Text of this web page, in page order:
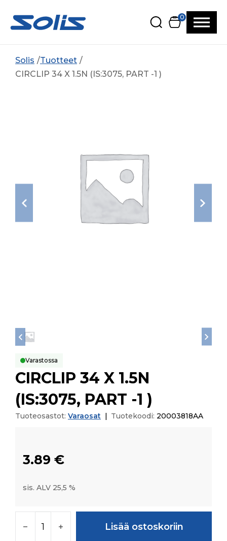
0
Solis
Tuotteet
CIRCLIP 34 X 1.5N (IS:3075, PART -1 )
Varastossa
CIRCLIP 34 X 1.5N
(IS:3075, PART -1 )
Tuoteosastot: Varaosat Tuotekoodi: 20003818AA
3.89 €
sis. ALV 25,5 %
Lisää ostoskoriin